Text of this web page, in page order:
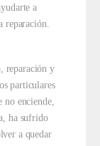
a
reparación y
particulares
enciende,
ha sufrido
a quedar